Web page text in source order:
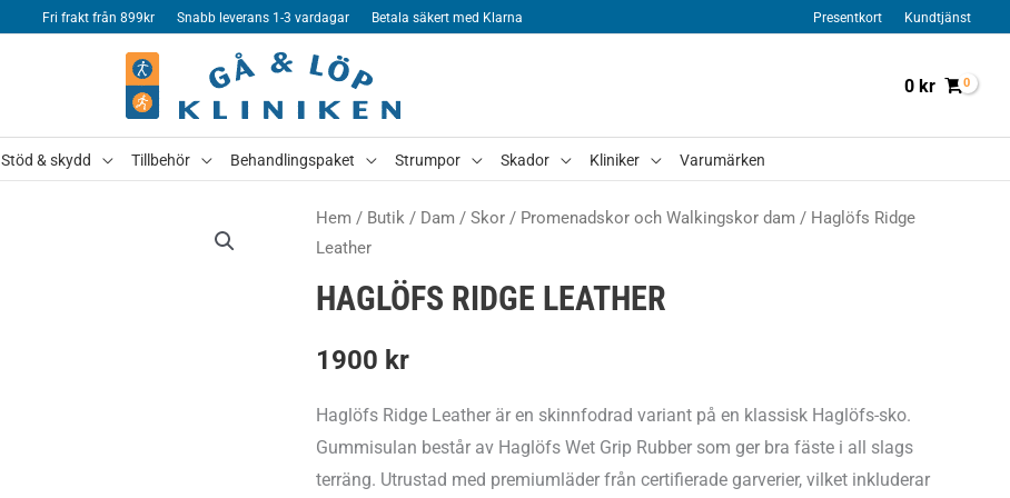
Fri frakt från 899kr Snabb leverans 1-3 vardagar Betala säkert med Klarna Presentkort Kundtjänst
0 kr
Stöd & skydd Tillbehör Behandlingspaket Strumpor Skador Kliniker Varumärken
Hem / Butik / Dam / Skor / Promenadskor och Walkingskor dam / Haglöfs Ridge
Leather
HAGLÖFS RIDGE LEATHER
1900 kr
Haglöfs Ridge Leather är en skinnfodrad variant på en klassisk Haglöfs-sko.
Gummisulan består av Haglöfs Wet Grip Rubber som ger bra fäste i all slags
terräng. Utrustad med premiumläder från certifierade garverier, vilket inkluderar